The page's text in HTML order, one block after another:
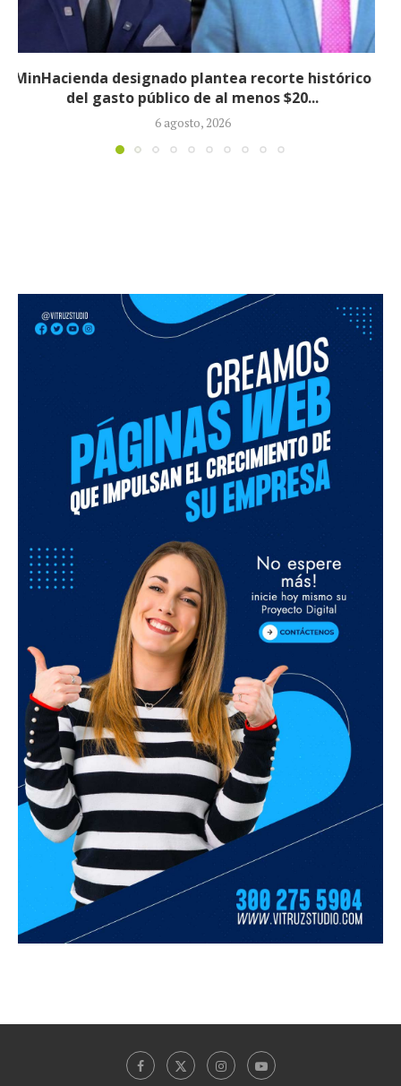
Informe revela que grupos armados ilegales
crecieron 90 % durante la política...
5 agosto, 2026